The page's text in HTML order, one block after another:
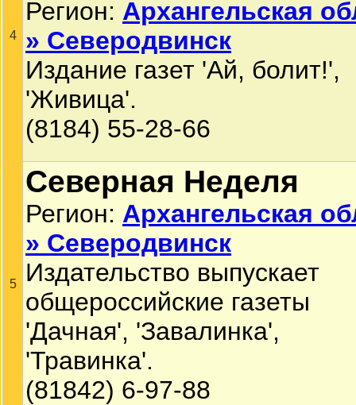
4
Регион: Архангельская
» Северодвинск
Издание газет 'Ай, болит!',
'Живица'.
(8184) 55-28-66
5
Северная Неделя
Регион: Архангельская
» Северодвинск
Издательство выпускает
общероссийские газеты
'Дачная', 'Завалинка',
'Травинка'.
(81842) 6-97-88